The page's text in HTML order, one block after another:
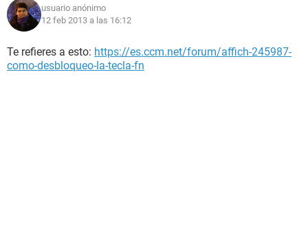
usuario anónimo
12 feb 2013 a las 16:12
Te refieres a esto: https://es.ccm.net/forum/affich-245987-
como-desbloqueo-la-tecla-fn